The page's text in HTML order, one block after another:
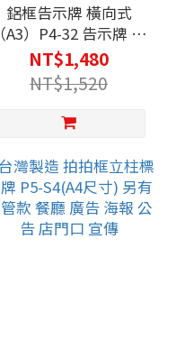
鋁框告示牌 橫向式
（A3）P4-32 告示牌 公
佈欄 指示牌 公告牌 牌
子 通知牌 站立式插牌
NT$1,480
NT$1,520